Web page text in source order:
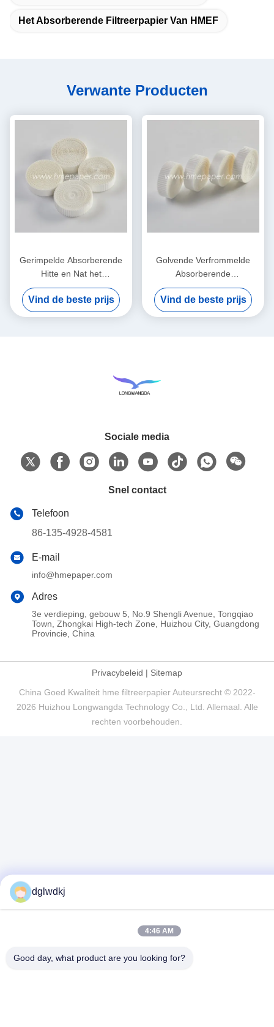
Het Absorberende Filtreerpapier Van HMEF
Verwante Producten
Gerimpelde Absorberende
Hitte en Nat het
Filtreerpapierelement van
het Vochtigheidsruilmiddel
Vind de beste prijs
Golvende Verfrommelde
Absorberende
Filtreerpapierhitte en
Vochtigheidsuitwisseling
Vind de beste prijs
Sociale media
Snel contact
Telefoon
86-135-4928-4581
E-mail
info@hmepaper.com
Adres
3e verdieping, gebouw 5, No.9 Shengli Avenue, Tongqiao
Town, Zhongkai High-tech Zone, Huizhou City, Guangdong
Provincie, China
Privacybeleid | Sitemap
China Goed Kwaliteit hme filtreerpapier Auteursrecht © 2022-
2026 Huizhou Longwangda Technology Co., Ltd. Allemaal. Alle
rechten voorbehouden.
dglwdkj
4:46 AM
Good day, what product are you looking for?